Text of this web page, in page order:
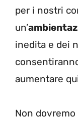
per i nostri
un’
inedita e dei
aumentare
Non